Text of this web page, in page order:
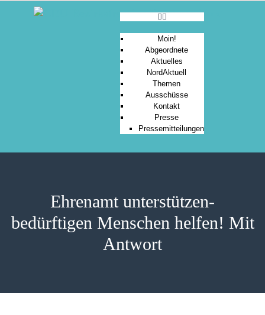
Moin!
Abgeordnete
Aktuelles
NordAktuell
Themen
Ausschüsse
Kontakt
Presse
Pressemitteilungen
Ehrenamt unterstützen-
bedürftigen Menschen helfen! Mit
Antwort
ABGEORDNETE
NORDAKTUELL